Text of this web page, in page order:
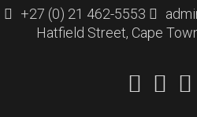
+27 (0) 21 462-5553
Hatfield Street, Cape